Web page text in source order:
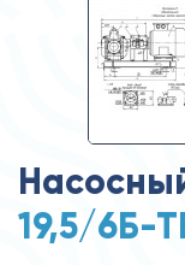
19,5/6Б-